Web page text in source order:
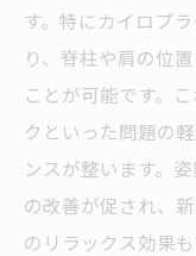
す。特にカイロプ
り、脊柱や肩の位
ことが可能です。
クといった問題の
ンスが整います。
の改善が促され、
のリラックス効果